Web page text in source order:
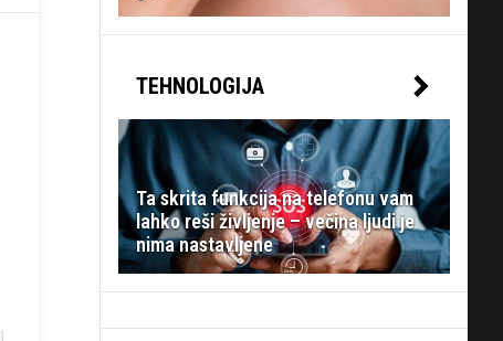
TEHNOLOGIJA
Ta skrita funkcija na telefonu vam
lahko reši življenje – večina ljudi je
nima nastavljene